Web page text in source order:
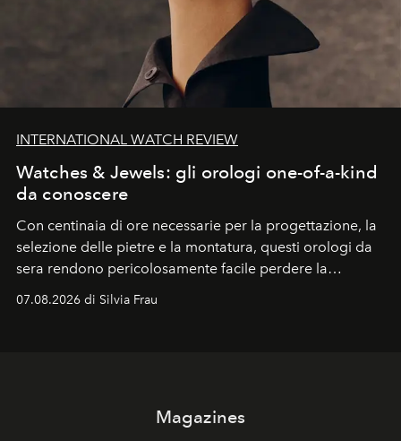
INTERNATIONAL WATCH REVIEW
Watches & Jewels: gli orologi one-of-a-kind
da conoscere
Con centinaia di ore necessarie per la progettazione, la
selezione delle pietre e la montatura, questi orologi da
sera rendono pericolosamente facile perdere la
07.08.2026 di Silvia Frau
Magazines